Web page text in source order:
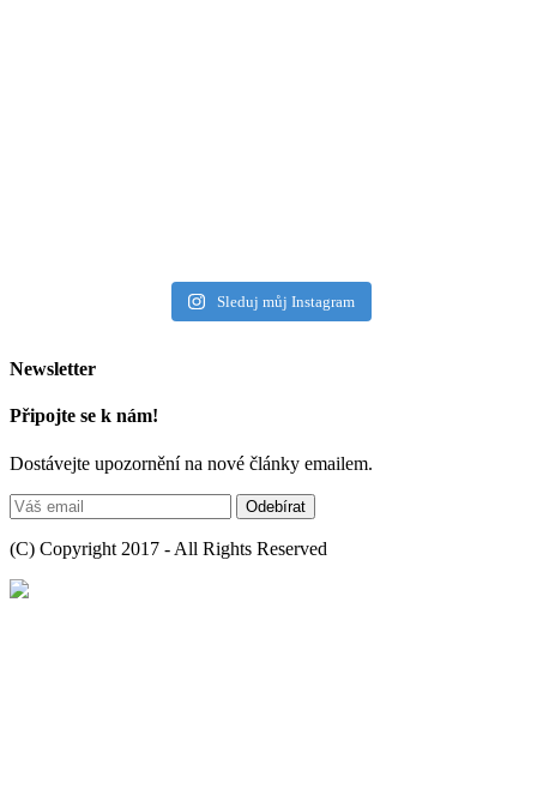
Sleduj můj Instagram
Newsletter
Připojte se k nám!
Dostávejte upozornění na nové články emailem.
(C) Copyright 2017 - All Rights Reserved